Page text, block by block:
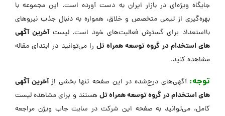
جایگاه ویژه‌ای در بازار ایران به دست آورده است. این مجموعه با
بهره‌گیری از تیمی متخصص و خلاق، همواره به دنبال جذب نیروهای
بااستعداد برای گسترش فعالیت‌های خود است. لیستآخرین آگهی
های استخدام در گروه توسعه همراه تل را می‌توانید در ابتدای مقاله
مشاهده کنید.
توجه: آگهی‌های درج‌شده در این صفحه تنها بخشی ازآخرین آگهی
های استخدام در گروه توسعه همراه تلهستند و برای مشاهده لیست
کامل، می‌توانید به صفحه این شرکت در سایت جاب ویژن مراجعه